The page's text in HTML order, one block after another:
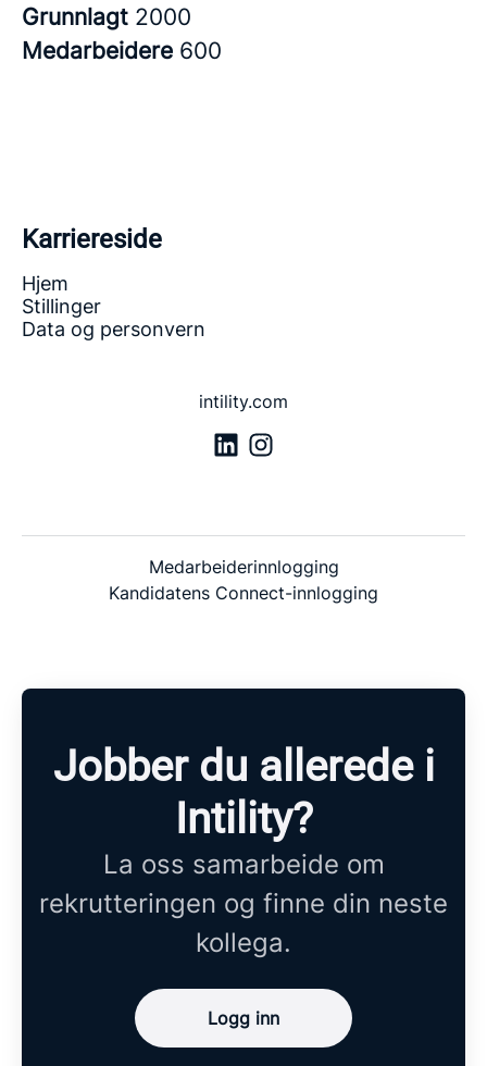
Grunnlagt 2000
Medarbeidere 600
Karriereside
Hjem
Stillinger
Data og personvern
intility.com
Medarbeiderinnlogging
Kandidatens Connect-innlogging
Jobber du allerede i
Intility?
La oss samarbeide om
rekrutteringen og finne din neste
kollega.
Logg inn